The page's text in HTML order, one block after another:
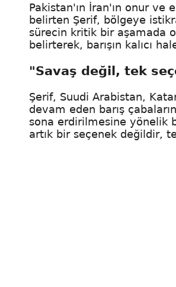
Pakistan'ın İran'ın onur
belirten Şerif, bölgeye
sürecin kritik bir aşamada
belirterek, barışın kalıcı
"Savaş değil, tek
Şerif, Suudi Arabistan,
devam eden barış
sona erdirilmesine yönelik
artık bir seçenek değildir,